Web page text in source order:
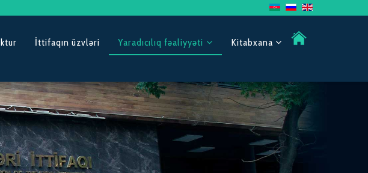
İttifaqın üzvləri Yaradıcılıq fəaliyyəti Kitabxana